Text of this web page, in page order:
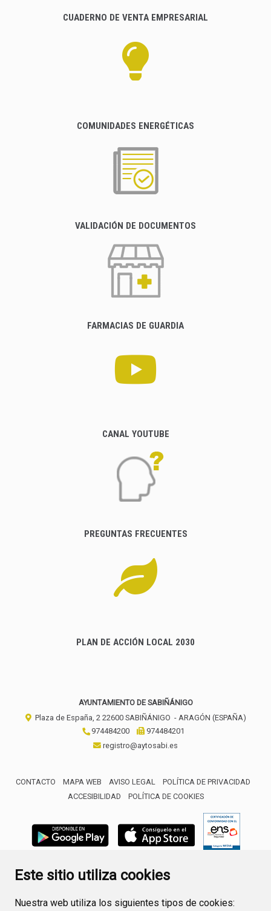
Este sitio utiliza cookies
Nuestra web utiliza los siguientes tipos de cookies:
CUADERNO DE VENTA EMPRESARIAL
COMUNIDADES ENERGÉTICAS
VALIDACIÓN DE DOCUMENTOS
FARMACIAS DE GUARDIA
CANAL YOUTUBE
PREGUNTAS FRECUENTES
PLAN DE ACCIÓN LOCAL 2030
AYUNTAMIENTO DE SABIÑÁNIGO
Plaza de España, 2 22600 SABIÑÁNIGO - ARAGÓN (ESPAÑA)
974484200
974484201
registro@aytosabi.es
CONTACTO MAPA WEB AVISO LEGAL
POLÍTICA DE PRIVACIDAD
ACCESIBILIDAD
POLÍTICA DE COOKIES